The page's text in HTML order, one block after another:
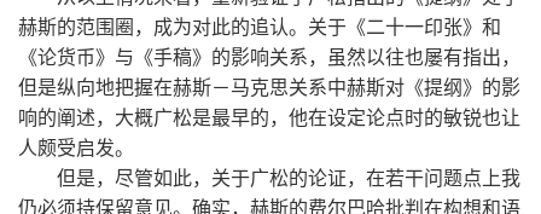
赫斯的范围圈，成为对此的追认。关于《二十一印张》和
《论货币》与《手稿》的影响关系，虽然以往也屡有指出，
但是纵向地把握在赫斯－马克思关系中赫斯对《提纲》的影
响的阐述，大概广松是最早的，他在设定论点时的敏锐也让
人颇受启发。
但是，尽管如此，关于广松的论证，在若干问题点上我
仍必须持保留意见。确实，赫斯的费尔巴哈批判在构想和语